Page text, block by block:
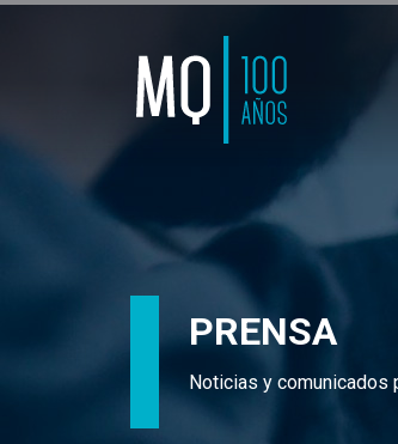
PRENSA
Noticias y comunicados